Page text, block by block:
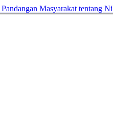
Pandangan Masyarakat tentang